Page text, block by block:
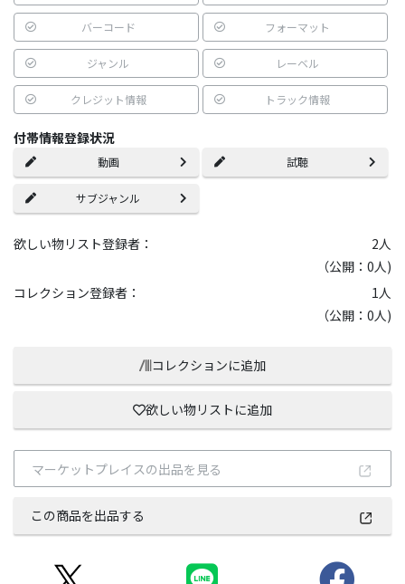
バーコード フォーマット
ジャンル レーベル
クレジット情報 トラック情報
付帯情報登録状況
動画 試聴
サブジャンル
欲しい物リスト登録者： 2人
（公開：0人)
コレクション登録者：
1人
（公開：0人)
コレクションに追加
欲しい物リストに追加
マーケットプレイスの出品を見る
この商品を出品する